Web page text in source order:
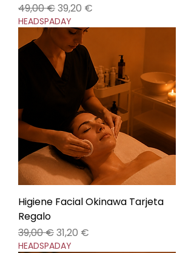
Precio
49,00 €Precio de oferta
39,20 €
HEADSPADAY
Higiene Facial Okinawa Tarjeta
Regalo
Precio
39,00 €Precio de oferta
31,20 €
HEADSPADAY